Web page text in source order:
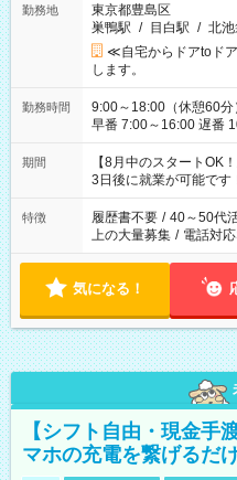
勤務地
東京都豊島区
巣鴨駅 / 目白駅 / 北池
≪自宅からドアtoド
します。
勤務時間
9:00～18:00（休憩60分） ■ご希望があれば下記シフトも
早番 7:00～16:00 遅番
と休みを合わせたい」
「できれば残業はした
ね。 ※Wワーク希望の方へ 今ご覧のお仕事で希望する勤務時間
と、もう1つのお仕事の
合は応募できません。
期間
【8月中のスタート
3日後に就業が可能です
特徴 履歴書不要 / 40～50代
上の大量募集 / 電話対
気になる！
【シフト自由・現金手
マホの充電を繋げるだ